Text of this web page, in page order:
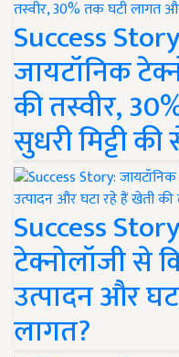
Success
जायटॉनिक
की तस्वीर,
सुधरी मिट्टी
Success
टेक्नोलॉजी से
उत्पादन और
लागत?